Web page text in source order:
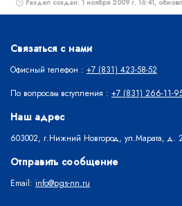
Раздел создан: 1 ноября 2009 г. 16:41,
Связаться с нами
Офисный телефон : +7 (831) 423-58-52
По вопросам вступления : +7 (831) 266-11-
Наш адрес
603002, г.Нижний Новгород, ул.Марата, д.
Отправить сообщение
Email: info@pgs-nn.ru